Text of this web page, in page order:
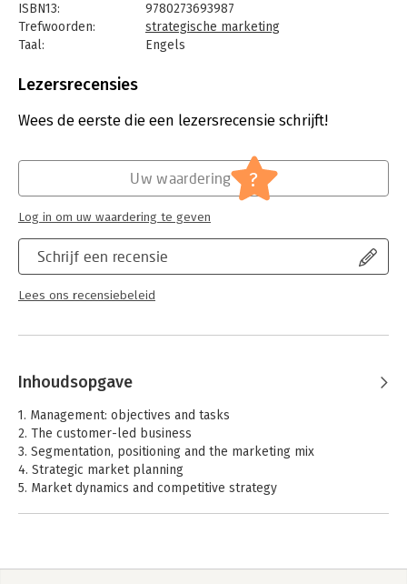
ISBN13:
9780273693987
Trefwoorden:
strategische marketing
Taal:
Engels
Aantal pagina's:
Druk:
4
Lezersrecensies
Wees de eerste die een lezersrecensie schrijft!
Schrijf een recensie
Lees ons recensiebeleid
Uw waardering ?
Log in om uw waardering te geven
Inhoudsopgave
1. Management: objectives and tasks
2. The customer-led business
3. Segmentation, positioning and the marketing mix
4. Strategic market planning
5. Market dynamics and competitive strategy